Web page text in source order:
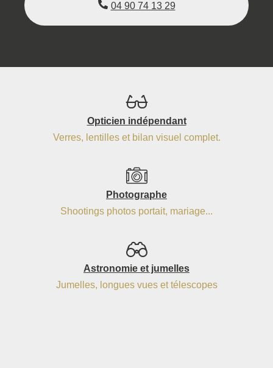
04 90 74 13 29
Opticien indépendant
Verres, lentilles et bilan visuel complet.
Photographe
Shootings photos portait, mariage...
Astronomie et jumelles
Jumelles, longues vues et télescopes